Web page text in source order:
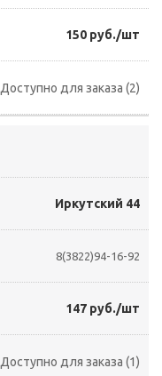
150 руб./шт
Доступно для заказа (2)
Иркутский 44
8(3822)94-16-92
147 руб./шт
Доступно для заказа (1)